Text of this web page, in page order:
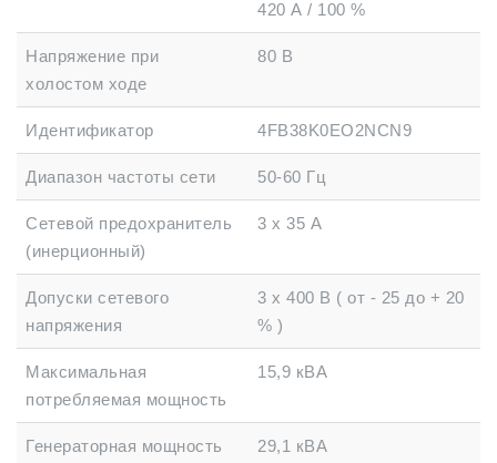
420 А / 100 %
Напряжение при
холостом ходе
80 В
Идентификатор 4FB38K0EO2NCN9
Диапазон частоты сети 50-60 Гц
Сетевой предохранитель
(инерционный)
3 х 35 А
Допуски сетевого
напряжения
3 х 400 В ( от - 25 до + 20
% )
Максимальная
потребляемая мощность
15,9 кВА
Генераторная мощность
29,1 кВА